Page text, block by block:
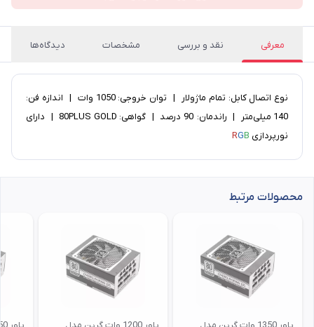
معرفی نقد و بررسی مشخصات دیدگاه‌ها
نوع اتصال کابل: تمام ماژولار | توان خروجی: 1050 وات | اندازه فن:
140 میلی‌متر | راندمان: 90 درصد | گواهی: 80PLUS GOLD | دارای
نورپردازی
RGB
محصولات مرتبط